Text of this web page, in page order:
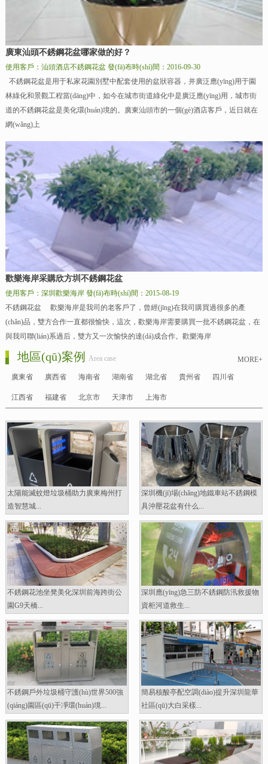
廣東汕頭不銹鋼花盆哪家做的好？
使用客戶：汕頭酒店不銹鋼花盆 發(fā)布時(shí)間：2016-09-30
不銹鋼花盆是用于私家花園別墅中配套使用的盆狀容器，并廣泛應(yīng)用于園
林綠化和景觀工程當(dāng)中，如今在城市街道綠化中是廣泛應(yīng)用，城市街
道的不銹鋼花盆是美化環(huán)境的。廣東汕頭市的一個(gè)酒店客戶，近日就在
網(wǎng)上
歡樂海岸采購欣方圳不銹鋼花盆
使用客戶：深圳歡樂海岸 發(fā)布時(shí)間：2015-08-19
不銹鋼花盆 歡樂海岸是我司的老客戶了，曾經(jīng)在我司購買過很多的產
(chǎn)品，雙方合作一直都很愉快，這次，歡樂海岸需要購買一批不銹鋼花盆，在
與我司聯(lián)系過后，雙方又一次愉快的達(dá)成合作。歡樂海岸
MORE+
地區(qū)案例 Area case
廣東省 廣西省 海南省 湖南省 湖北省 貴州省 四川省
江西省 福建省 北京市 天津市 上海市
太陽能滅蚊燈垃圾桶助力廣東梅州打
造智慧城...
深圳機(jī)場(chǎng)地鐵車站不銹鋼模
具沖壓花盆有什么...
不銹鋼花池坐凳美化深圳前海跨街公
園G9天橋...
深圳應(yīng)急三防不銹鋼防汛救援物
資柜河道救生...
不銹鋼戶外垃圾桶守護(hù)世界500強
(qiáng)園區(qū)干凈環(huán)境...
簡易核酸亭配空調(diào)提升深圳龍華
社區(qū)大白采樣...